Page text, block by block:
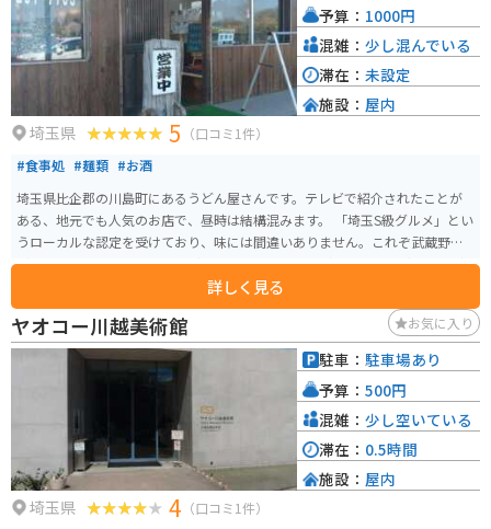
埼玉県 5 （口コミ1件）
#食事処 #麺類 #お酒
埼玉県比企郡の川島町にあるうどん屋さんです。テレビで紹介されたことが
ある、地元でも人気のお店で、昼時は結構混みます。 「埼玉S級グルメ」とい
うローカルな認定を受けており、味には間違いありません。これぞ武蔵野う
どん！というワシワシ系のうどんで、「すったてうどん」「肉うどん」など
詳しく見る
予算： 1000円
混雑： 少し混んでいる
滞在： 未設定
施設： 屋内
ヤオコー川越美術館 お気に入り
埼玉県 4 （口コミ1件）
駐車： 駐車場あり
予算： 500円
混雑： 少し空いている
滞在： 0.5時間
施設： 屋内